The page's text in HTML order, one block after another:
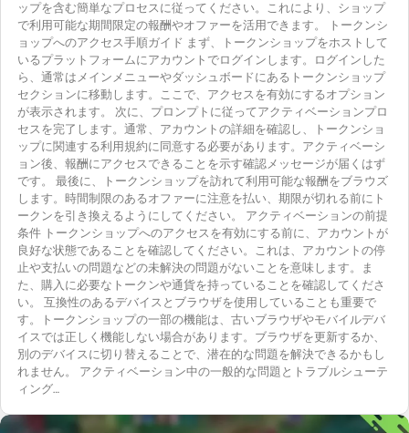
ップを含む簡単なプロセスに従ってください。これにより、ショップ
で利用可能な期間限定の報酬やオファーを活用できます。 トークンシ
ョップへのアクセス手順ガイド まず、トークンショップをホストして
いるプラットフォームにアカウントでログインします。ログインした
ら、通常はメインメニューやダッシュボードにあるトークンショップ
セクションに移動します。ここで、アクセスを有効にするオプション
が表示されます。 次に、プロンプトに従ってアクティベーションプロ
セスを完了します。通常、アカウントの詳細を確認し、トークンショ
ップに関連する利用規約に同意する必要があります。アクティベーシ
ョン後、報酬にアクセスできることを示す確認メッセージが届くはず
です。 最後に、トークンショップを訪れて利用可能な報酬をブラウズ
します。時間制限のあるオファーに注意を払い、期限が切れる前にト
ークンを引き換えるようにしてください。 アクティベーションの前提
条件 トークンショップへのアクセスを有効にする前に、アカウントが
良好な状態であることを確認してください。これは、アカウントの停
止や支払いの問題などの未解決の問題がないことを意味します。ま
た、購入に必要なトークンや通貨を持っていることを確認してくださ
い。 互換性のあるデバイスとブラウザを使用していることも重要で
す。トークンショップの一部の機能は、古いブラウザやモバイルデバ
イスでは正しく機能しない場合があります。ブラウザを更新するか、
別のデバイスに切り替えることで、潜在的な問題を解決できるかもし
れません。 アクティベーション中の一般的な問題とトラブルシューテ
ィング…